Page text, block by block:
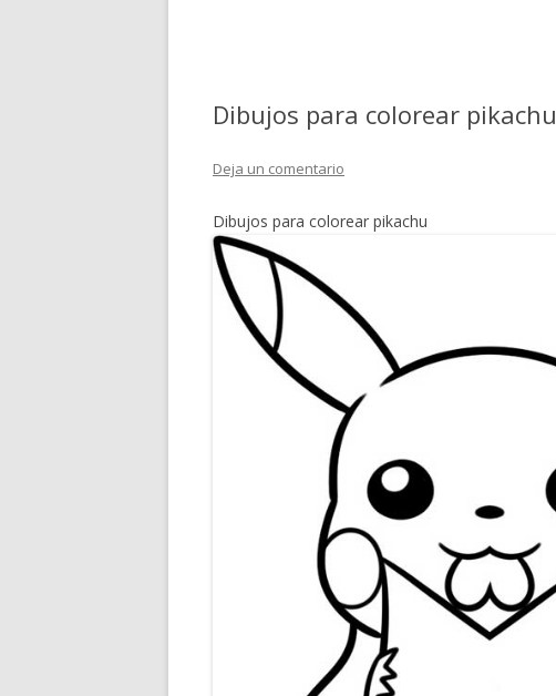
Dibujos para colorear pikachu
Deja un comentario
Dibujos para colorear pikachu